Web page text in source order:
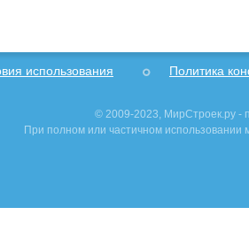
использования Политика
© 2009-2023, МирСтроек.ру -
При полном или частичном использовании